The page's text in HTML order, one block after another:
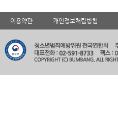
이용약관 개인정보처림방침